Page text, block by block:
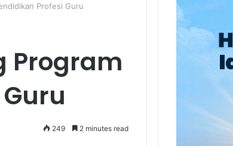
Profesi Guru
Program
249 2 minutes read